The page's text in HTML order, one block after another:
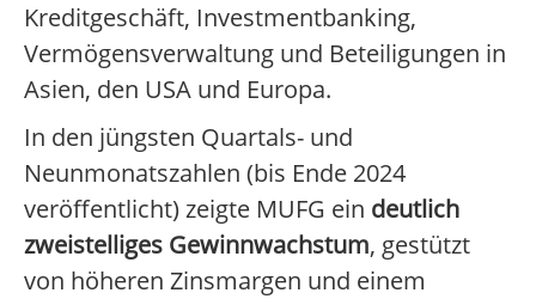
Kreditgeschäft, Investmentbanking,
Vermögensverwaltung und Beteiligungen in
Asien, den USA und Europa.
In den jüngsten Quartals- und
Neunmonatszahlen (bis Ende 2024
veröffentlicht) zeigte MUFG ein deutlich
zweistelliges Gewinnwachstum, gestützt
von höheren Zinsmargen und einem